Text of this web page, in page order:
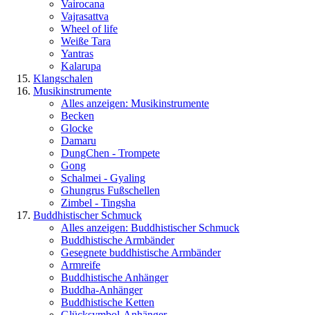
Vairocana
Vajrasattva
Wheel of life
Weiße Tara
Yantras
Kalarupa
Klangschalen
Musikinstrumente
Alles anzeigen: Musikinstrumente
Becken
Glocke
Damaru
DungChen - Trompete
Gong
Schalmei - Gyaling
Ghungrus Fußschellen
Zimbel - Tingsha
Buddhistischer Schmuck
Alles anzeigen: Buddhistischer Schmuck
Buddhistische Armbänder
Gesegnete buddhistische Armbänder
Armreife
Buddhistische Anhänger
Buddha-Anhänger
Buddhistische Ketten